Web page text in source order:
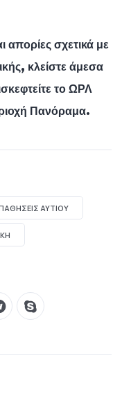
απορίες σχετικά με
κλείστε άμεσα
το ΩΡΛ
Πανόραμα.
ΑΥΤΙΟΥ